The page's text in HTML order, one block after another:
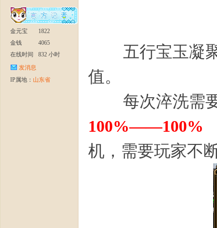
金元宝
1822
金钱
4065
在线时间
832 小时
发消息
IP属地： 山东省
五行宝玉凝聚
值。
每次淬洗需
100%——100%
机，需要玩家不